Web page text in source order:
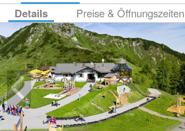
Details Preise & Öffnungszeiten